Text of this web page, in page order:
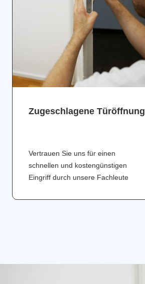
Zugeschlagene Türöffnung
Vertrauen Sie uns für einen
schnellen und kostengünstigen
Eingriff durch unsere Fachleute